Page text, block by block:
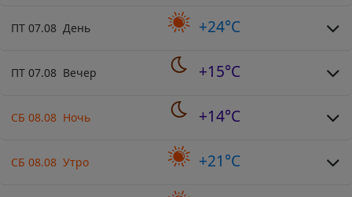
ПТ 07.08 День +24°C
ПТ 07.08 Вечер +15°C
СБ 08.08 Ночь +14°C
СБ 08.08 Утро +21°C